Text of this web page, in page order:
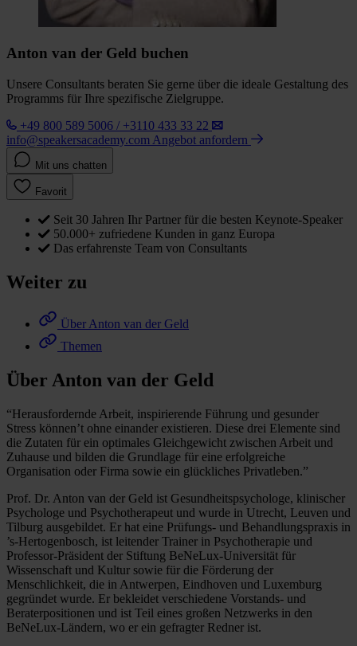
Anton van der Geld buchen
Unsere Consultants beraten Sie gerne über die ideale Gestaltung des
Programms für Ihre spezifische Zielgruppe.
+49 800 589 5006 / +3110 433 33 22
info@speakersacademy.com Angebot anfordern
Mit uns chatten
Favorit
Seit 30 Jahren Ihr Partner für die besten Keynote-Speaker
50.000+ zufriedene Kunden in ganz Europa
Das erfahrenste Team von Consultants
Weiter zu
Über Anton van der Geld
Themen
Über Anton van der Geld
“Herausfordernde Arbeit, inspirierende Führung und gesunder
Stress können’t ohne einander existieren. Diese drei Elemente sind
die Zutaten für ein optimales Gleichgewicht zwischen Arbeit und
Zuhause und bilden die Grundlage für eine erfolgreiche
Organisation oder Firma sowie ein glückliches Privatleben.”
Prof. Dr. Anton van der Geld ist Gesundheitspsychologe, klinischer
Psychologe und Psychotherapeut und wurde in Utrecht, Leuven und
Tilburg ausgebildet. Er hat eine Prüfungs- und Behandlungspraxis in
’s-Hertogenbosch, ist leitender Trainer in Psychotherapie und
Professor-Präsident der Stiftung BeNeLux-Universität für
Wissenschaft und Kultur sowie für die Förderung der
Menschlichkeit, die in Antwerpen, Eindhoven und Luxemburg
gegründet wurde. Er bekleidet verschiedene Vorstands- und
Beraterpositionen und ist Teil eines großen Netzwerks in den
BeNeLux-Ländern, wo er ein gefragter Redner ist.